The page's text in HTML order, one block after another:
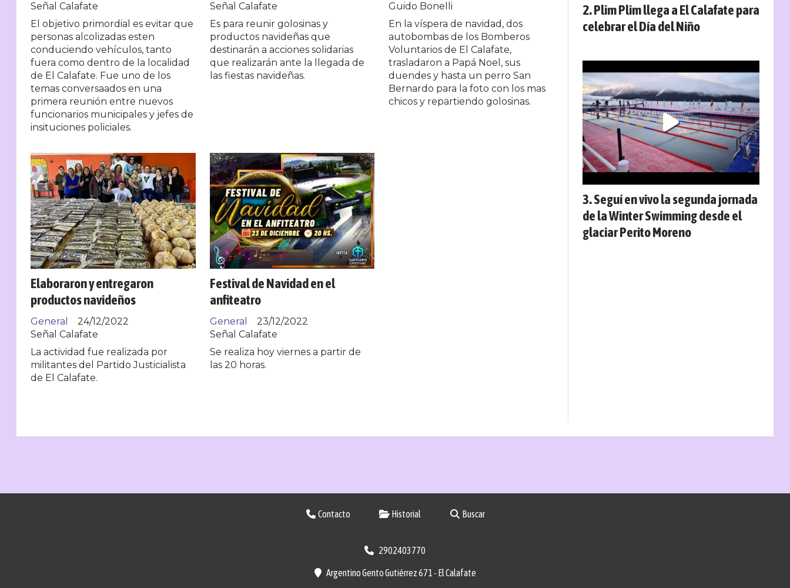
Señal Calafate
El objetivo primordial es evitar que
personas alcolizadas esten
conduciendo vehículos, tanto
fuera como dentro de la localidad
de El Calafate. Fue uno de los
temas conversaados en una
primera reunión entre nuevos
funcionarios municipales y jefes de
insituciones policiales.
Señal Calafate
Es para reunir golosinas y
productos navideñas que
destinarán a acciones solidarias
que realizarán ante la llegada de
las fiestas navideñas.
Guido Bonelli
En la víspera de navidad, dos
autobombas de los Bomberos
Voluntarios de El Calafate,
trasladaron a Papá Noel, sus
duendes y hasta un perro San
Bernardo para la foto con los mas
chicos y repartiendo golosinas.
Elaboraron y entregaron
productos navideños
Señal Calafate
General 24/12/2022
La actividad fue realizada por
militantes del Partido Justicialista
de El Calafate.
Festival de Navidad en el
anfiteatro
Señal Calafate
General 23/12/2022
Se realiza hoy viernes a partir de
las 20 horas.
Plim Plim llega a El Calafate para
celebrar el Día del Niño
Seguí en vivo la segunda jornada
de la Winter Swimming desde el
glaciar Perito Moreno
Contacto Historial Buscar
2902403770
Argentino Gento Gutiérrez 671 - El Calafate